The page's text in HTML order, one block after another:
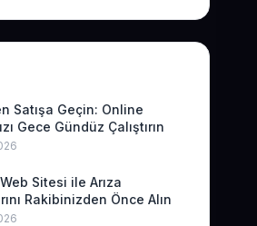
Satışa Geçin: Online
Gece Gündüz Çalıştırın
Sitesi ile Arıza
Rakibinizden Önce Alın